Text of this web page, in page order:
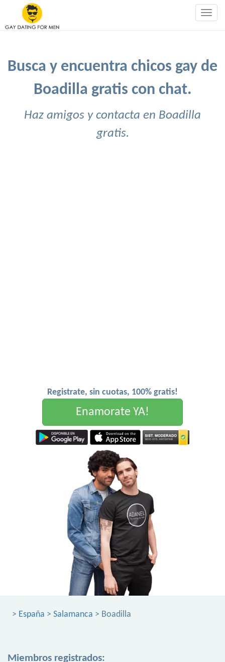
Busca y encuentra chicos gay de
Boadilla gratis con chat.
Haz amigos y contacta en Boadilla
gratis.
Registrate, sin cuotas, 100% gratis!
Enamorate YA!
> España > Salamanca > Boadilla
Miembros registrados: